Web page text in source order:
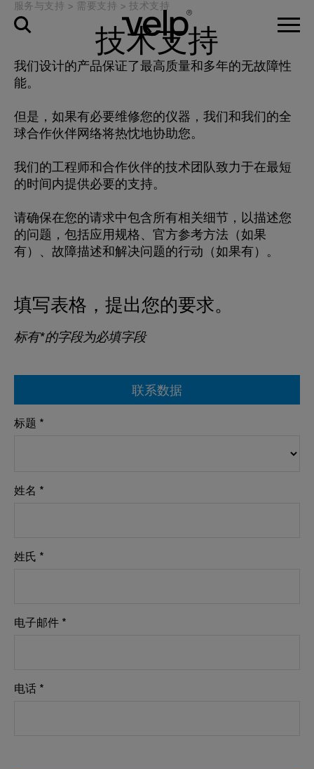
服务与支持 > 需要支持 > 技术支持
技术支持
我们设计的产品保证了最高质量和多年的无故障性
能。
但是，如果有必要维修您的仪器，我们和我们的全
球合作伙伴网络将热忱地协助您。
我们的工程师和合作伙伴的技术团队致力于在最短
的时间内提供必要的支持。
请确保在您的请求中包含所有相关细节，以描述您
的问题，包括应用规格、官方参考方法（如果
有）、故障描述和解决问题的行动（如果有）。
填写表格，提出您的要求。
标有*的字段为必填字段
联系数据
标题 *
姓名 *
姓氏 *
电子邮件 *
电话 *